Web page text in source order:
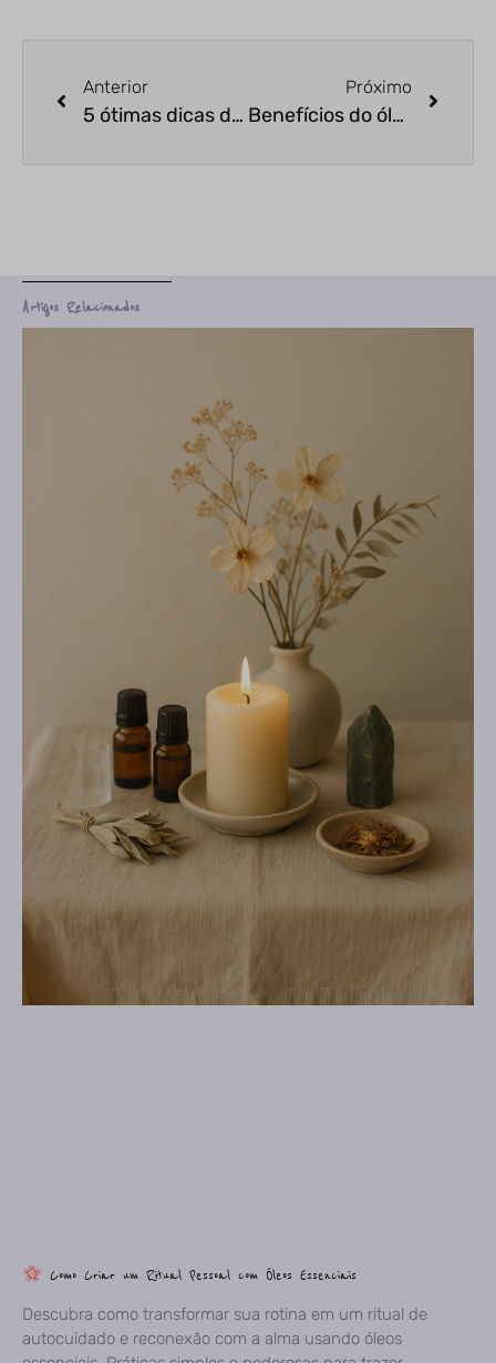
Anterior
5 ótimas dicas de como usar o óleo essencial de lavanda
Próximo
Benefícios do óleo essencial de patchouli que você nunca imaginou
Artigos Relacionados
Como Criar um Ritual Pessoal com Óleos Essenciais
Descubra como transformar sua rotina em um ritual de
autocuidado e reconexão com a alma usando óleos